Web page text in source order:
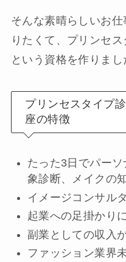
そんな素晴らしいお
りたくて、プリンセ
という資格を作りまし
プリンセスタイプ
座の特徴
たった3日でパー
象診断、メイクの
イメージコンサル
起業への足掛かり
副業としての収入
ファッション業界